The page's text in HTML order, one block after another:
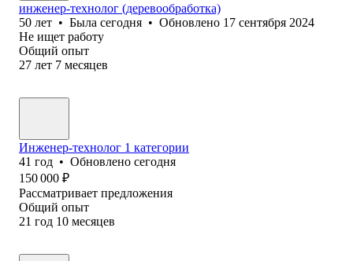
инженер-технолог (деревообработка)
50 лет • Была сегодня • Обновлено 17 сентября 2024
Не ищет работу
Общий опыт
27 лет 7 месяцев
Инженер-технолог 1 категории
41 год • Обновлено сегодня
150 000 ₽
Рассматривает предложения
Общий опыт
21 год 10 месяцев